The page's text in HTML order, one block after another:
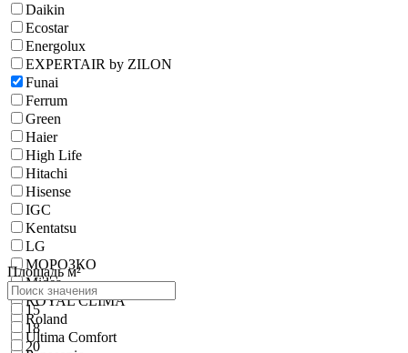
Daikin
Ecostar
Energolux
EXPERTAIR by ZILON
Funai
Ferrum
Green
Haier
High Life
Hitachi
Hisense
IGC
Kentatsu
LG
МОРОЗКО
Midea
ROYAL CLIMA
Roland
Ultima Comfort
Площадь м²
15
18
20